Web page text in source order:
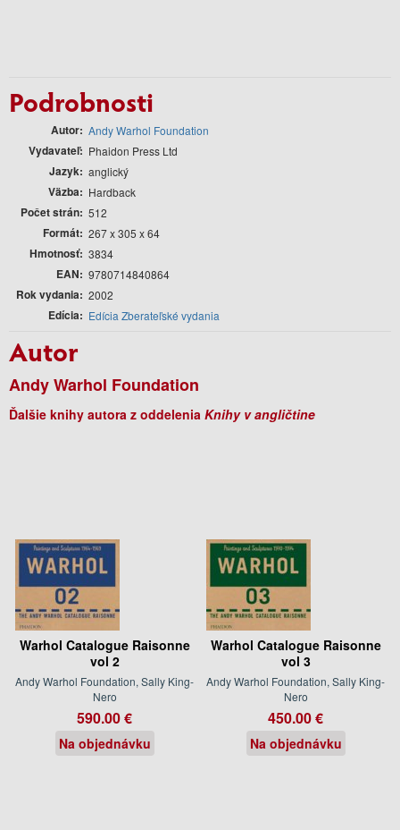
Podrobnosti
Autor Andy Warhol Foundation
Vydavateľ Phaidon Press Ltd
Jazyk anglický
Väzba Hardback
Počet strán 512
Formát 267 x 305 x 64
Hmotnosť 3834
EAN 9780714840864
Rok vydania 2002
Edícia Edícia Zberateľské vydania
Autor
Andy Warhol Foundation
Ďalšie knihy autora z oddelenia Knihy v angličtine
Warhol Catalogue Raisonne
vol 2
Andy Warhol Foundation, Sally King-
Nero
590.00 €
Na objednávku
Warhol Catalogue Raisonne
vol 3
Andy Warhol Foundation, Sally King-
Nero
450.00 €
Na objednávku